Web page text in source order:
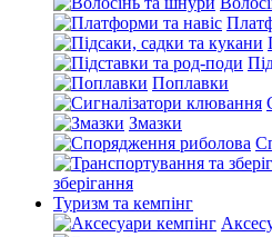
Поплавки
Змазки
зберігання
Туризм та кемпінг